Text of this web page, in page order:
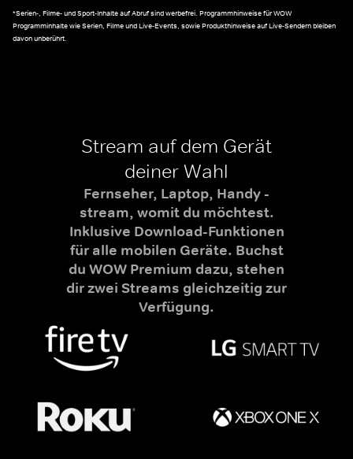
*Serien-, Filme- und Sport-Inhalte auf Abruf sind werbefrei. Programmhinweise für WOW
Programminhalte wie Serien, Filme und Live-Events, sowie Produkthinweise auf Live-Sendern bleiben
davon unberührt.
Stream auf dem Gerät
deiner Wahl
Fernseher, Laptop, Handy -
stream, womit du möchtest.
Inklusive Download-Funktionen
für alle mobilen Geräte. Buchst
du WOW Premium dazu, stehen
dir zwei Streams gleichzeitig zur
Verfügung.